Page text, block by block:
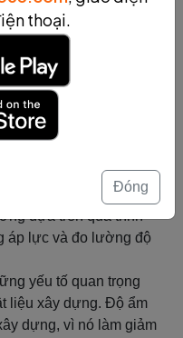
thử nghiệm, đo
xây dựng
là khả năng chịu sức
Cách đo lường độ
dựa trên quá trình
áp lực và đo lường độ
yếu tố quan trọng
liệu xây dựng. Độ ẩm
dựng, vì nó làm giảm
thoại.
Đóng